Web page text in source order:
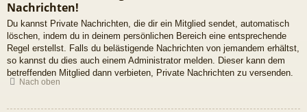
Nachrichten!
Du kannst Private Nachrichten, die dir ein Mitglied sendet, automatisch
löschen, indem du in deinem persönlichen Bereich eine entsprechende
Regel erstellst. Falls du belästigende Nachrichten von jemandem erhältst,
so kannst du dies auch einem Administrator melden. Dieser kann dem
betreffenden Mitglied dann verbieten, Private Nachrichten zu versenden.
Nach oben